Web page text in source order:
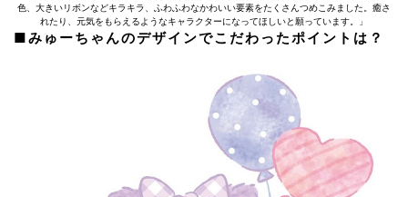
色、大きいリボンなどキラキラ、ふわふわなかわいい要素をたくさんつめこみました。癒さ
れたり、元気をもらえるようなキャラクターになってほしいと願っています。」
■みゅーちゃんのデザインでこだわったポイントは？